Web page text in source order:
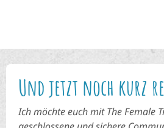
Und jetzt noch kurz
Ich möchte euch mit The Female